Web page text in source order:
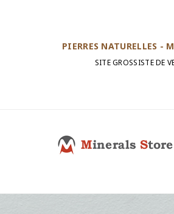
PIERRES NATURELLES -
SITE GROSSISTE DE